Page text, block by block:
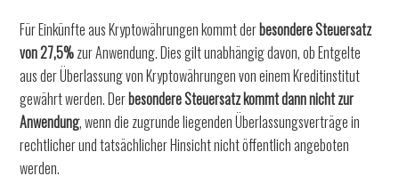
Für Einkünfte aus Kryptowährungen kommt derbesondere Steuersatz
von 27,5%zur Anwendung. Dies gilt unabhängig davon, ob Entgelte
aus der Überlassung von Kryptowährungen von einem Kreditinstitut
gewährt werden. Derbesondere Steuersatz kommt dann nicht zur
Anwendung, wenn die zugrunde liegenden Überlassungsverträge in
rechtlicher und tatsächlicher Hinsicht nicht öffentlich angeboten
werden.